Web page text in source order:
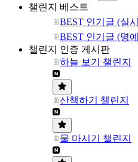
챌린지 베스트
BEST 인기글 (실
BEST 인기글 (명
챌린지 인증 게시판
하늘 보기 챌린지
산책하기 챌린지
물 마시기 챌린지